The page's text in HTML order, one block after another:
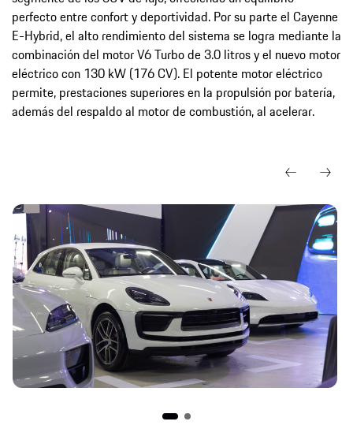
perfecto entre confort y deportividad. Por su parte el Cayenne
E-Hybrid, el alto rendimiento del sistema se logra mediante la
combinación del motor V6 Turbo de 3.0 litros y el nuevo motor
eléctrico con 130 kW (176 CV). El potente motor eléctrico
permite, prestaciones superiores en la propulsión por batería,
además del respaldo al motor de combustión, al acelerar.